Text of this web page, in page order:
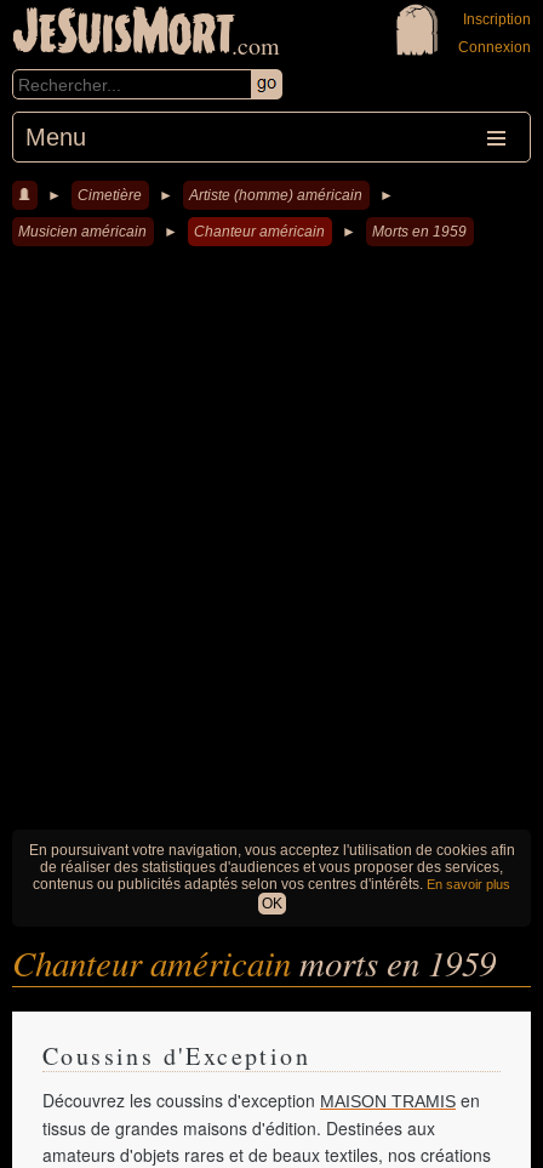
JeSuisMort.com
Menu
Inscription
Connexion
► Cimetière ► Artiste (homme) américain ►
Musicien américain ► Chanteur américain ► Morts en 1959
En poursuivant votre navigation, vous acceptez l'utilisation de cookies afin
de réaliser des statistiques d'audiences et vous proposer des services,
contenus ou publicités adaptés selon vos centres d'intérêts. En savoir plus
OK
Chanteur américainmorts en 1959
Coussins d'Exception
Découvrez les coussins d'exception MAISON TRAMIS en
tissus de grandes maisons d'édition. Destinées aux
amateurs d'objets rares et de beaux textiles, nos créations